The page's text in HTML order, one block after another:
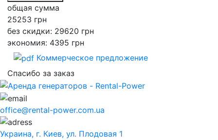
общая сумма
25253 грн
без скидки: 29620 грн
экономия: 4395 грн
Коммерческое предложение
Спасибо за заказ
office@rental-power.com.ua
Украина, г. Киев, ул. Плодовая 1